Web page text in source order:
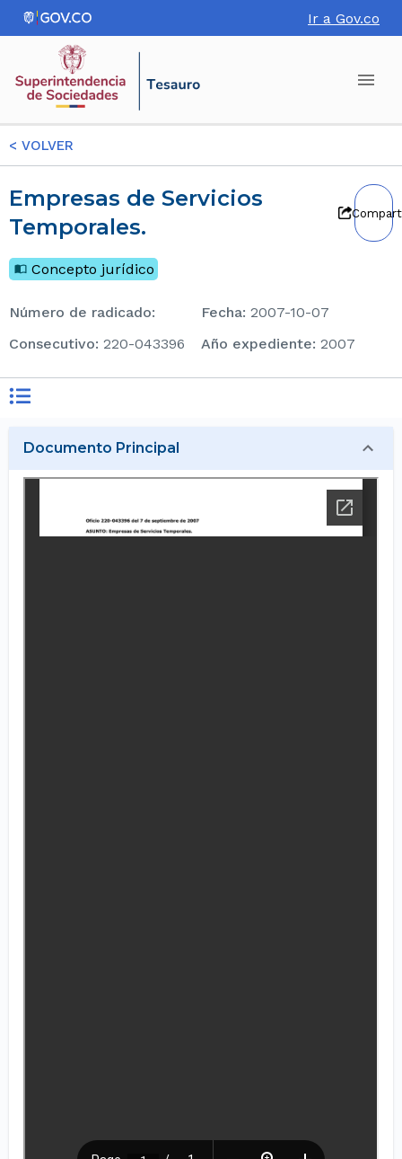
Ir a Gov.co
< VOLVER
Empresas de Servicios
Temporales.
Concepto jurídico
Número de radicado: Fecha: 2007-10-07
consecutivo: 220-043396 Año expediente: 2007
Documento Principal